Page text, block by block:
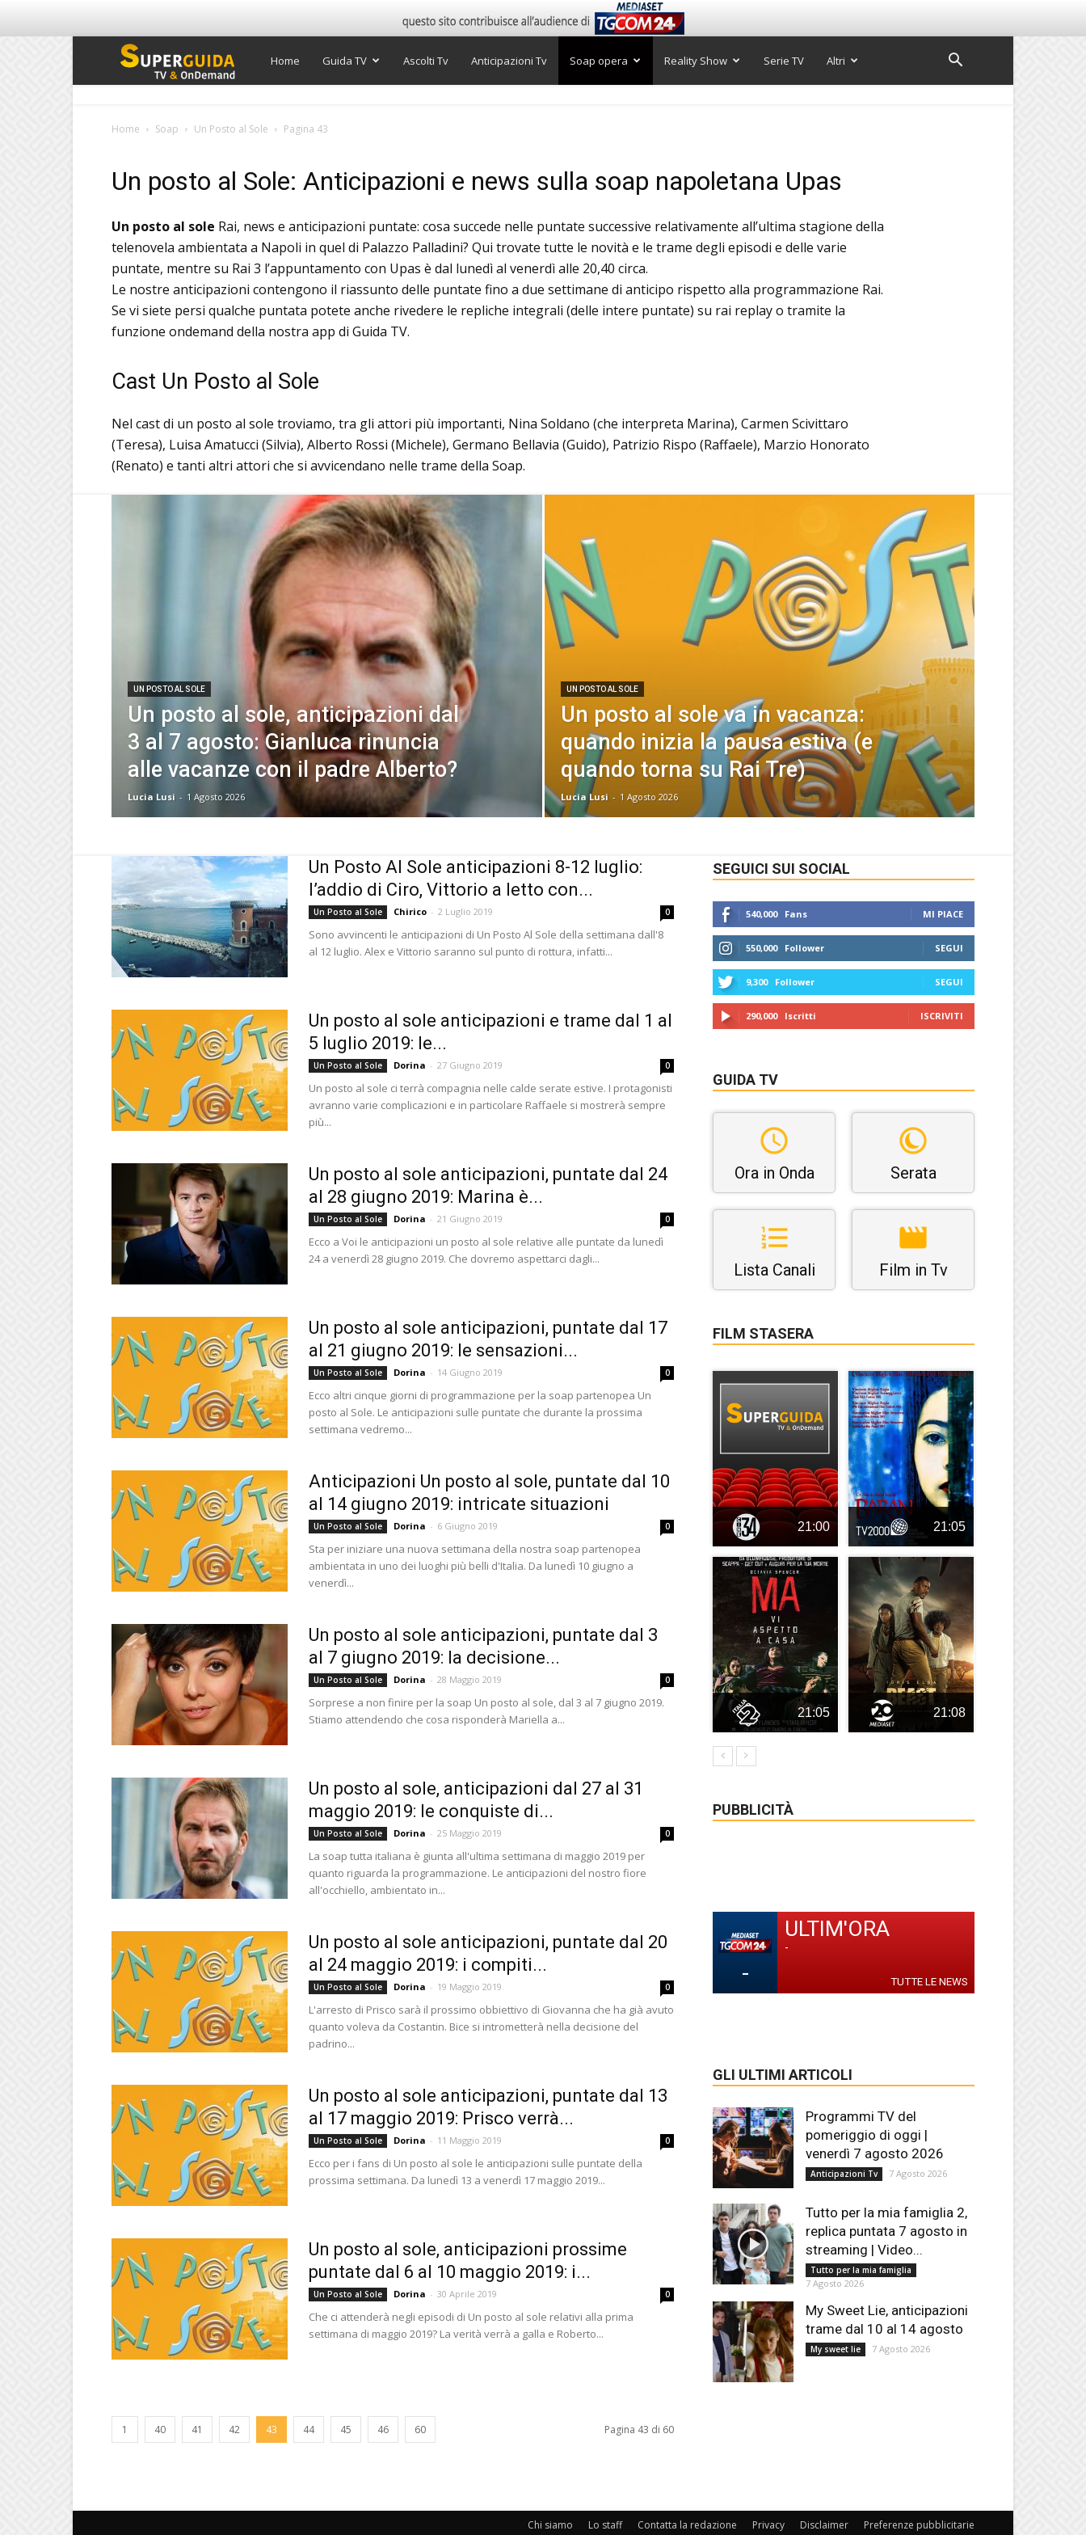
Super
Home Guida TV Ascolti Tv Anticipazioni Tv Soap opera Reality Show Serie TV Altri
Home Soap Un Posto al Sole Pagina 43
Un posto al Sole: Anticipazioni e news sulla soap napoletana Upas
Un posto al sole Rai, news e anticipazioni puntate: cosa succede nelle puntate successive relativamente all’ultima stagione della
telenovela ambientata a Napoli in quel di Palazzo Palladini? Qui trovate tutte le novità e le trame degli episodi e delle varie
puntate, mentre su Rai 3 l’appuntamento con Upas è dal lunedì al venerdì alle 20,40 circa.
Le nostre anticipazioni contengono il riassunto delle puntate fino a due settimane di anticipo rispetto alla programmazione Rai.
Se vi siete persi qualche puntata potete anche rivedere le repliche integrali (delle intere puntate) su rai replay o tramite la
funzione ondemand della nostra app di Guida TV.
Cast Un Posto al Sole
Nel cast di un posto al sole troviamo, tra gli attori più importanti, Nina Soldano (che interpreta Marina), Carmen Scivittaro
(Teresa), Luisa Amatucci (Silvia), Alberto Rossi (Michele), Germano Bellavia (Guido), Patrizio Rispo (Raffaele), Marzio Honorato
(Renato) e tanti altri attori che si avvicendano nelle trame della Soap.
UN POSTO AL SOLE
Un posto al sole, anticipazioni dal
3 al 7 agosto: Gianluca rinuncia
alle vacanze con il padre Alberto?
Lucia Lusi - 1 Agosto 2026
UN POSTO AL SOLE
Un posto al sole va in vacanza:
quando inizia la pausa estiva (e
quando torna su Rai Tre)
Lucia Lusi - 1 Agosto 2026
Un Posto Al Sole anticipazioni 8-12 luglio:
l’addio di Ciro, Vittorio a letto con...
Un Posto al Sole Chirico - 2 Luglio 2019 0
Sono avvincenti le anticipazioni di Un Posto Al Sole della settimana dall'8
al 12 luglio. Alex e Vittorio saranno sul punto di rottura, infatti...
Un posto al sole anticipazioni e trame dal 1 al
5 luglio 2019: le...
Un Posto al Sole Dorina - 27 Giugno 2019 0
Un posto al sole ci terrà compagnia nelle calde serate estive. I protagonisti
avranno varie complicazioni e in particolare Raffaele si mostrerà sempre
più...
Un posto al sole anticipazioni, puntate dal 24
al 28 giugno 2019: Marina è...
Un Posto al Sole Dorina - 21 Giugno 2019 0
Ecco a Voi le anticipazioni un posto al sole relative alle puntate da lunedì
24 a venerdì 28 giugno 2019. Che dovremo aspettarci dagli...
Un posto al sole anticipazioni, puntate dal 17
al 21 giugno 2019: le sensazioni...
Un Posto al Sole Dorina - 14 Giugno 2019 0
Ecco altri cinque giorni di programmazione per la soap partenopea Un
posto al Sole. Le anticipazioni sulle puntate che durante la prossima
settimana vedremo...
Anticipazioni Un posto al sole, puntate dal 10
al 14 giugno 2019: intricate situazioni
Un Posto al Sole Dorina - 6 Giugno 2019 0
Sta per iniziare una nuova settimana della nostra soap partenopea
ambientata in uno dei luoghi più belli d'Italia. Da lunedì 10 giugno a
venerdì...
Un posto al sole anticipazioni, puntate dal 3
al 7 giugno 2019: la decisione...
Un Posto al Sole Dorina - 28 Maggio 2019 0
Sorprese a non finire per la soap Un posto al sole, dal 3 al 7 giugno 2019.
Stiamo attendendo che cosa risponderà Mariella a...
Un posto al sole, anticipazioni dal 27 al 31
maggio 2019: le conquiste di...
Un Posto al Sole Dorina - 25 Maggio 2019 0
La soap tutta italiana è giunta all'ultima settimana di maggio 2019 per
quanto riguarda la programmazione. Le anticipazioni del nostro fiore
all'occhiello, ambientato in...
Un posto al sole anticipazioni, puntate dal 20
al 24 maggio 2019: i compiti...
Un Posto al Sole Dorina - 19 Maggio 2019 0
L'arresto di Prisco sarà il prossimo obbiettivo di Giovanna che ha già avuto
quanto voleva da Costantin. Bice si intrometterà nella decisione del
padrino...
Un posto al sole anticipazioni, puntate dal 13
al 17 maggio 2019: Prisco verrà...
Un Posto al Sole Dorina - 11 Maggio 2019 0
Ecco per i fans di Un posto al sole le anticipazioni sulle puntate della
prossima settimana. Da lunedì 13 a venerdì 17 maggio 2019...
Un posto al sole, anticipazioni prossime
puntate dal 6 al 10 maggio 2019: i...
Un Posto al Sole Dorina - 30 Aprile 2019 0
Che ci attenderà negli episodi di Un posto al sole relativi alla prima
settimana di maggio 2019? La verità verrà a galla e Roberto...
1 40 41 42 43 44 45 46 60 Pagina 43 di 60
SEGUICI SUI SOCIAL
540,000 Fans MI PIACE
550,000 Follower SEGUI
9,300 Follower SEGUI
290,000 Iscritti ISCRIVITI
GUIDA TV
Ora in Onda Serata
Lista Canali Film in Tv
FILM STASERA
21:00 21:05
21:05 21:08
PUBBLICITÀ
-
ULTIM'ORA
-
TUTTE LE NEWS
GLI ULTIMI ARTICOLI
Programmi TV del
pomeriggio di oggi |
venerdì 7 agosto 2026
Anticipazioni Tv 7 Agosto 2026
Tutto per la mia famiglia 2,
replica puntata 7 agosto in
streaming | Video...
Tutto per la mia famiglia
7 Agosto 2026
My Sweet Lie, anticipazioni
trame dal 10 al 14 agosto
My sweet lie 7 Agosto 2026
Chi siamo Lo staff Contatta la redazione Privacy Disclaimer Preferenze pubblicitarie